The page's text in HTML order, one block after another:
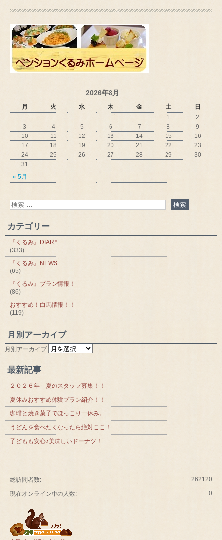
2026年8月
月 火 水 木 金 土 日
« 5月
1
2
3
4 5 6 7 8
9
10
11 12 13 14 15
16
17
18 19 20 21 22
23
24
25 26 27 28 29
30
31
カテゴリー
『くるみ』DIARY
(333)
『くるみ』NEWS
(65)
『くるみ』プラン情報！
(86)
おすすめ！白馬情報！！
(119)
月別アーカイブ
月別アーカイブ
最新記事
２０２６年 夏のスタッフ募集！！
夏休みおすすめ体験プラン紹介！！
珈琲と焼き菓子でほっこり一休み。
うどんを食べたくなったら絶対ここ！
子どもも安心♪美味しいドーナツ！
262120
総訪問者数:
0
現在オンライン中の人数: